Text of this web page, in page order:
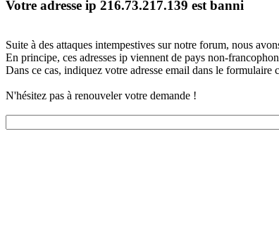
Votre adresse ip 216.73.217.139 est banni
Suite à des attaques intempestives sur notre forum, nous
En principe, ces adresses ip viennent de pays non-
Dans ce cas, indiquez votre adresse email dans le
N'hésitez pas à renouveler votre demande !